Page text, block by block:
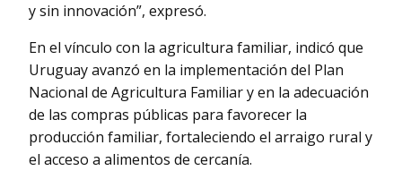
y sin innovación”, expresó.
En el vínculo con la agricultura familiar, indicó que
Uruguay avanzó en la implementación del Plan
Nacional de Agricultura Familiar y en la adecuación
de las compras públicas para favorecer la
producción familiar, fortaleciendo el arraigo rural y
el acceso a alimentos de cercanía.